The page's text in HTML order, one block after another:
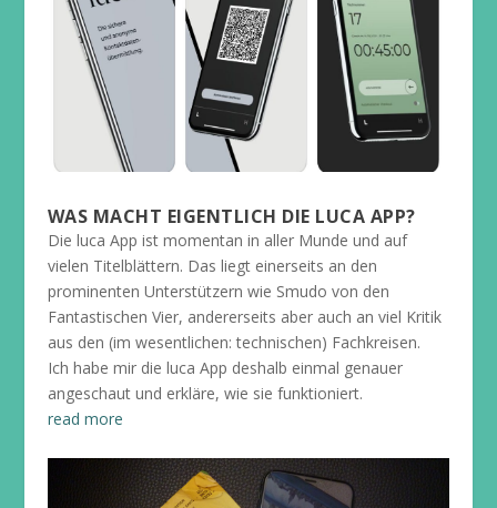
WAS MACHT EIGENTLICH DIE LUCA APP?
Die luca App ist momentan in aller Munde und auf
vielen Titelblättern. Das liegt einerseits an den
prominenten Unterstützern wie Smudo von den
Fantastischen Vier, andererseits aber auch an viel Kritik
aus den (im wesentlichen: technischen) Fachkreisen.
Ich habe mir die luca App deshalb einmal genauer
angeschaut und erkläre, wie sie funktioniert.
read more